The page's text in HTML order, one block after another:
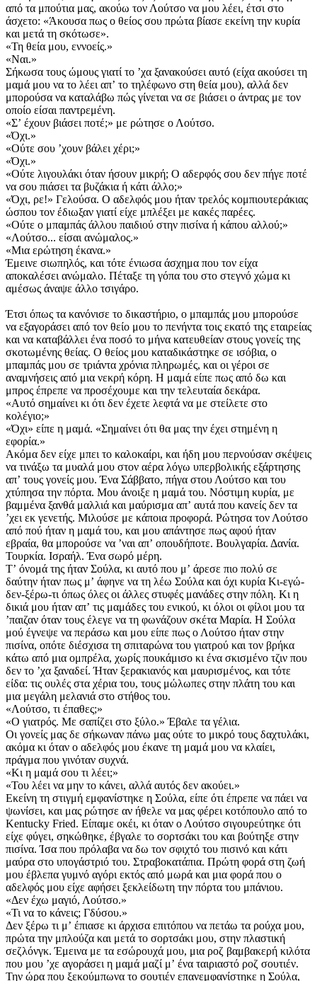
από τα μπούτια μας, ακούω τον Λούτσο να μου λέει, έτσι στο
άσχετο: «Άκουσα πως ο θείος σου πρώτα βίασε εκείνη την κυρία
και μετά τη σκότωσε».
«Τη θεία μου, εννοείς.»
«Ναι.»
Σήκωσα τους ώμους γιατί το ʼχα ξανακούσει αυτό (είχα ακούσει τη
μαμά μου να το λέει απʼ το τηλέφωνο στη θεία μου), αλλά δεν
μπορούσα να καταλάβω πώς γίνεται να σε βιάσει ο άντρας με τον
οποίο είσαι παντρεμένη.
«Σʼ έχουν βιάσει ποτέ;» με ρώτησε ο Λούτσο.
«Όχι.»
«Ούτε σου ʼχουν βάλει χέρι;»
«Όχι.»
«Ούτε λιγουλάκι όταν ήσουν μικρή; Ο αδερφός σου δεν πήγε ποτέ
να σου πιάσει τα βυζάκια ή κάτι άλλο;»
«Όχι, ρε!» Γελούσα. Ο αδελφός μου ήταν τρελός κομπιουτεράκιας
ώσπου τον έδιωξαν γιατί είχε μπλέξει με κακές παρέες.
«Ούτε ο μπαμπάς άλλου παιδιού στην πισίνα ή κάπου αλλού;»
«Λούτσο... είσαι ανώμαλος.»
«Μια ερώτηση έκανα.»
Έμεινε σιωπηλός, και τότε ένιωσα άσχημα που τον είχα
αποκαλέσει ανώμαλο. Πέταξε τη γόπα του στο στεγνό χώμα κι
αμέσως άναψε άλλο τσιγάρο.
Έτσι όπως τα κανόνισε το δικαστήριο, ο μπαμπάς μου μπορούσε
να εξαγοράσει από τον θείο μου το πενήντα τοις εκατό της εταιρείας
και να καταβάλλει ένα ποσό το μήνα κατευθείαν στους γονείς της
σκοτωμένης θείας. Ο θείος μου καταδικάστηκε σε ισόβια, ο
μπαμπάς μου σε τριάντα χρόνια πληρωμές, και οι γέροι σε
αναμνήσεις από μια νεκρή κόρη. Η μαμά είπε πως από δω και
μπρος έπρεπε να προσέχουμε και την τελευταία δεκάρα.
«Αυτό σημαίνει κι ότι δεν έχετε λεφτά να με στείλετε στο
κολέγιο;»
«Όχι» είπε η μαμά. «Σημαίνει ότι θα μας την έχει στημένη η
εφορία.»
Ακόμα δεν είχε μπει το καλοκαίρι, και ήδη μου περνούσαν σκέψεις
να τινάξω τα μυαλά μου στον αέρα λόγω υπερβολικής εξάρτησης
απʼ τους γονείς μου. Ένα Σάββατο, πήγα στου Λούτσο και του
χτύπησα την πόρτα. Μου άνοιξε η μαμά του. Νόστιμη κυρία, με
βαμμένα ξανθά μαλλιά και μαύρισμα απʼ αυτά που κανείς δεν τα
ʼχει εκ γενετής. Μιλούσε με κάποια προφορά. Ρώτησα τον Λούτσο
από πού ήταν η μαμά του, και μου απάντησε πως αφού ήταν
εβραία, θα μπορούσε να ʼναι απʼ οπουδήποτε. Βουλγαρία. Δανία.
Τουρκία. Ισραήλ. Ένα σωρό μέρη.
Tʼ όνομά της ήταν Σούλα, κι αυτό που μʼ άρεσε πιο πολύ σε
δαύτην ήταν πως μʼ άφηνε να τη λέω Σούλα και όχι κυρία Κι-εγώ-
δεν-ξέρω-τι όπως όλες οι άλλες στυφές μανάδες στην πόλη. Κι η
δικιά μου ήταν απʼ τις μαμάδες του ενικού, κι όλοι οι φίλοι μου τα
ʼπαιζαν όταν τους έλεγε να τη φωνάζουν σκέτα Μαρία. Η Σούλα
μού έγνεψε να περάσω και μου είπε πως ο Λούτσο ήταν στην
πισίνα, οπότε διέσχισα τη σπιταρώνα του γιατρού και τον βρήκα
κάτω από μια ομπρέλα, χωρίς πουκάμισο κι ένα σκισμένο τζιν που
δεν το ʼχα ξαναδεί. Ήταν ξερακιανός και μαυρισμένος, και τότε
είδα: τις ουλές στα χέρια του, τους μώλωπες στην πλάτη του και
μια μεγάλη μελανιά στο στήθος του.
«Λούτσο, τι έπαθες;»
«Ο γιατρός. Με σαπίζει στο ξύλο.» Έβαλε τα γέλια.
Οι γονείς μας δε σήκωναν πάνω μας ούτε το μικρό τους δαχτυλάκι,
ακόμα κι όταν ο αδελφός μου έκανε τη μαμά μου να κλαίει,
πράγμα που γινόταν συχνά.
«Κι η μαμά σου τι λέει;»
«Του λέει να μην το κάνει, αλλά αυτός δεν ακούει.»
Εκείνη τη στιγμή εμφανίστηκε η Σούλα, είπε ότι έπρεπε να πάει να
ψωνίσει, και μας ρώτησε αν ήθελε να μας φέρει κοτόπουλο από το
Kentucky Fried. Είπαμε οκέι, κι όταν ο Λούτσο σιγουρεύτηκε ότι
είχε φύγει, σηκώθηκε, έβγαλε το σορτσάκι του και βούτηξε στην
πισίνα. Ίσα που πρόλαβα να δω τον σφιχτό του πισινό και κάτι
μαύρα στο υπογάστριό του. Στραβοκατάπια. Πρώτη φορά στη ζωή
μου έβλεπα γυμνό αγόρι εκτός από μωρά και μια φορά που ο
αδελφός μου είχε αφήσει ξεκλείδωτη την πόρτα του μπάνιου.
«Δεν έχω μαγιό, Λούτσο.»
«Τι να το κάνεις; Γδύσου.»
Δεν ξέρω τι μʼ έπιασε κι άρχισα επιτόπου να πετάω τα ρούχα μου,
πρώτα την μπλούζα και μετά το σορτσάκι μου, στην πλαστική
σεζλόνγκ. Έμεινα με τα εσώρουχά μου, μια ροζ βαμβακερή κιλότα
που μου ʼχε αγοράσει η μαμά μαζί μʼ ένα ταιριαστό ροζ σουτιέν.
Την ώρα που ξεκούμπωνα το σουτιέν επανεμφανίστηκε η Σούλα,